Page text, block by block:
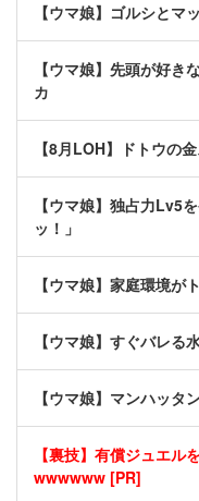
【ウマ娘】ゴルシとマ
【ウマ娘】先頭が好き
カ
【8月LOH】ドトウの
【ウマ娘】独占力Lv5
ッ！」
【ウマ娘】家庭環境が
【ウマ娘】すぐバレる
【ウマ娘】マンハッタ
【裏技】有償ジュエル
wwwwww [PR]